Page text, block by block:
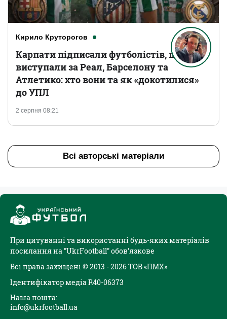
Кирило Круторогов
2 серпня 08:21
Карпати підписали футболістів, що
виступали за Реал, Барселону та
Атлетико: хто вони та як «докотилися»
до УПЛ
Всі авторські матеріали
При цитуванні та використанні будь-яких матеріалів
посилання на "UkrFootball" обов'язкове
Всі права захищені © 2013 - 2026 ТОВ «ПМХ»
Ідентифікатор медіа R40-06373
Наша пошта:
info@ukrfootball.ua